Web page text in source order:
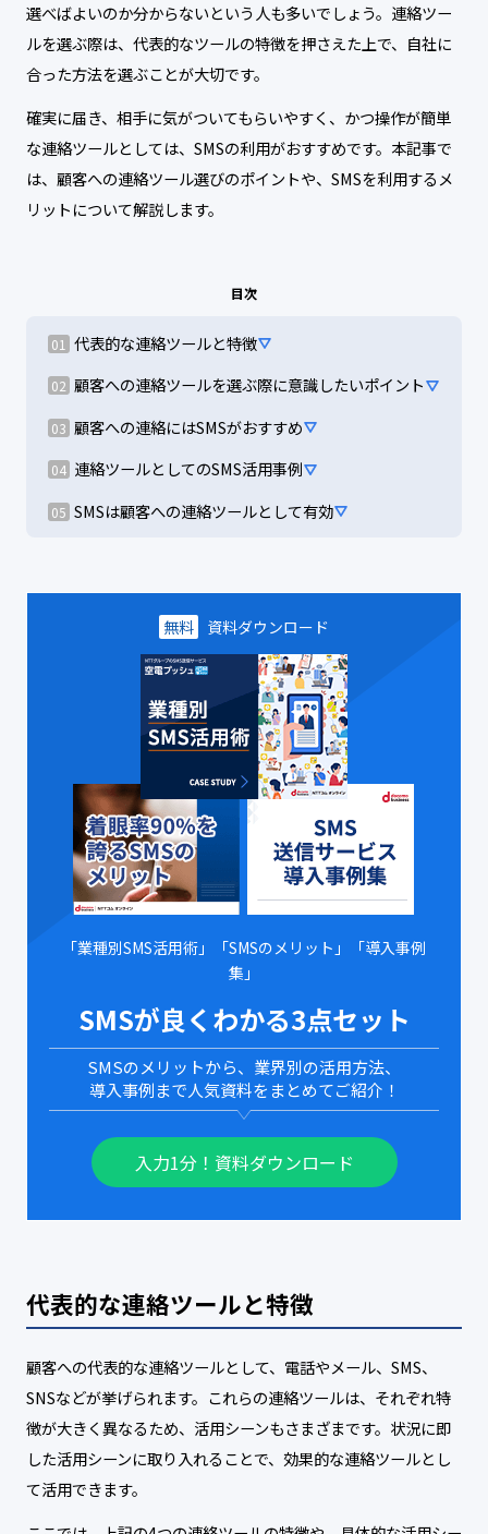
選べばよいのか分からないという人も多いでしょう。連絡ツー
ルを選ぶ際は、代表的なツールの特徴を押さえた上で、自社に
合った方法を選ぶことが大切です。
確実に届き、相手に気がついてもらいやすく、かつ操作が簡単
な連絡ツールとしては、SMSの利用がおすすめです。本記事で
は、顧客への連絡ツール選びのポイントや、SMSを利用するメ
リットについて解説します。
目次
代表的な連絡ツールと特徴
顧客への連絡ツールを選ぶ際に意識したいポイント
顧客への連絡にはSMSがおすすめ
連絡ツールとしてのSMS活用事例
SMSは顧客への連絡ツールとして有効
無料 資料ダウンロード
「業種別SMS活用術」「SMSのメリット」「導入事例
集」
SMSが良くわかる3点セット
SMSのメリットから、業界別の活用方法、
導入事例まで人気資料をまとめてご紹介！
入力1分！資料ダウンロード
代表的な連絡ツールと特徴
顧客への代表的な連絡ツールとして、電話やメール、SMS、
SNSなどが挙げられます。これらの連絡ツールは、それぞれ特
徴が大きく異なるため、活用シーンもさまざまです。状況に即
した活用シーンに取り入れることで、効果的な連絡ツールとし
て活用できます。